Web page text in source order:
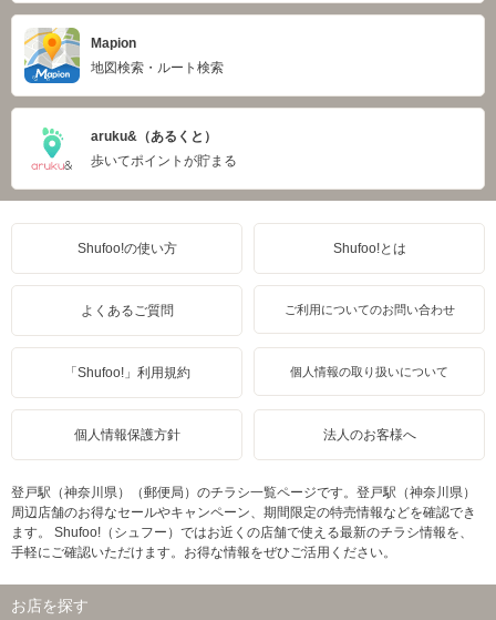
Mapion
地図検索・ルート検索
aruku&（あるくと）
歩いてポイントが貯まる
Shufoo!の使い方 Shufoo!とは
よくあるご質問 ご利用についてのお問い合わせ
「Shufoo!」利用規約 個人情報の取り扱いについて
個人情報保護方針 法人のお客様へ
登戸駅（神奈川県）（郵便局）のチラシ一覧ページです。登戸駅（神奈川県）
周辺店舗のお得なセールやキャンペーン、期間限定の特売情報などを確認でき
ます。 Shufoo!（シュフー）ではお近くの店舗で使える最新のチラシ情報を、
手軽にご確認いただけます。お得な情報をぜひご活用ください。
お店を探す